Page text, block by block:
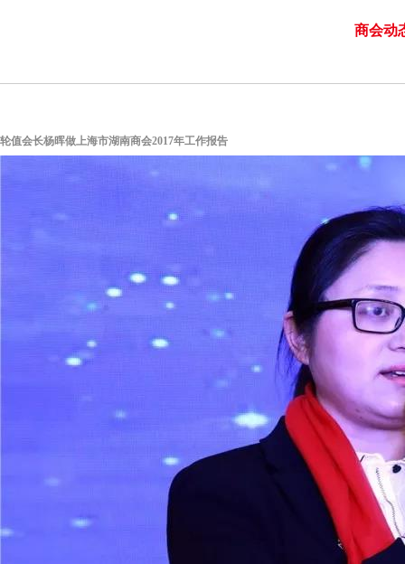
商会动
轮值会长杨晖做上海市湖南商会2017年工作报告